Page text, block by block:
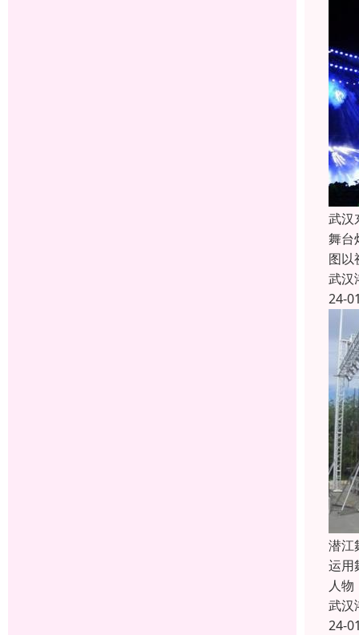
武汉
舞台
图以
武汉
24-
潜江
运用
人
武汉
24-